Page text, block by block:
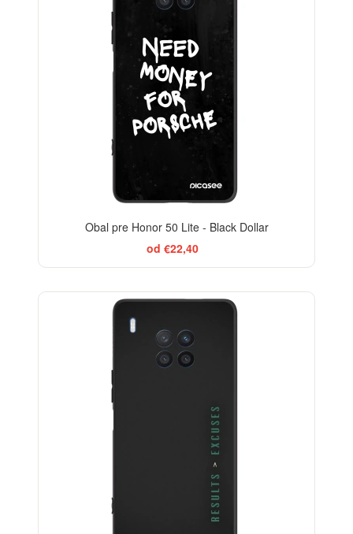
Obal pre Honor 50 Lite - Black Dollar
od €22,40